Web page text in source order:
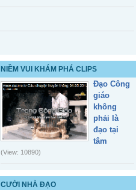
NIỀM VUI KHÁM PHÁ CLIPS
Đạo Công
giáo
không
phải là
đạo tại
tâm
(View: 10890)
Sự quan
CƯỜI NHÀ ĐẠO